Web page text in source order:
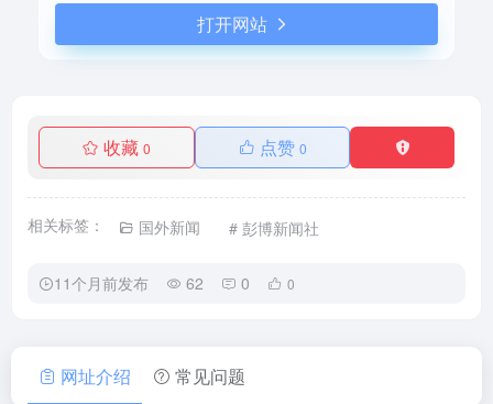
打开网站
收藏0 点赞 0
相关标签： 国外新闻 # 彭博新闻社
11个月前发布 62 0 0
网址介绍 常见问题